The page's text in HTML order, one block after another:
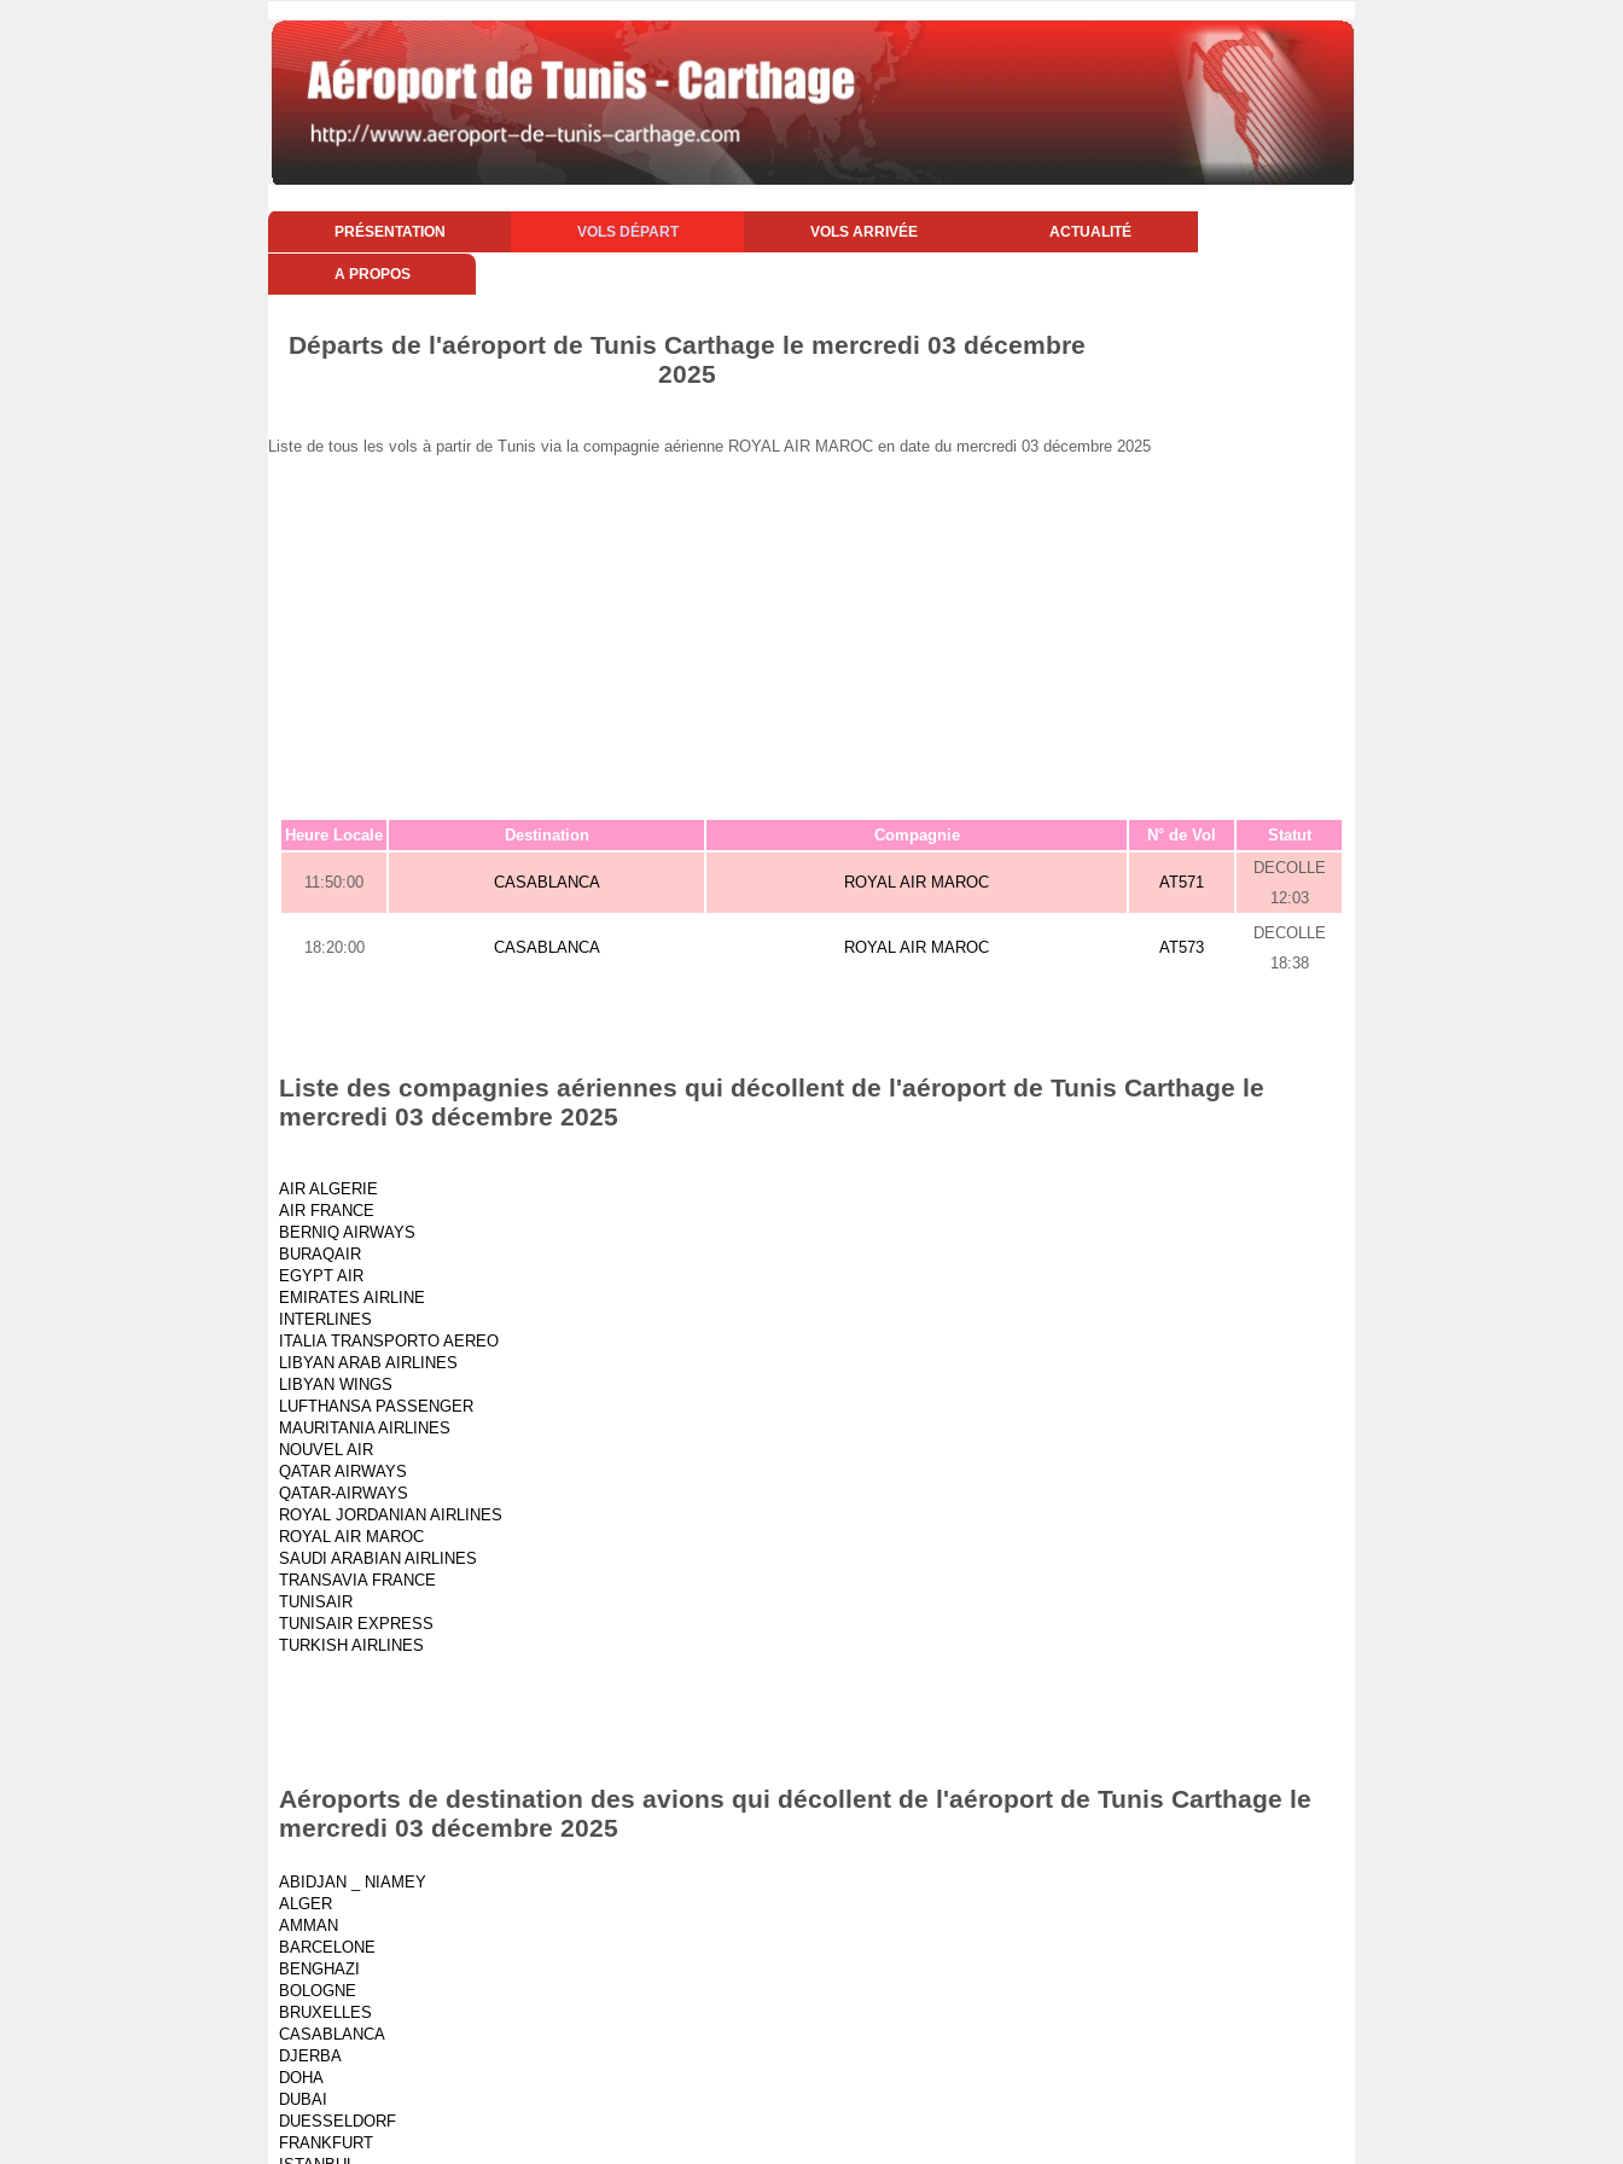
PRÉSENTATION VOLS DÉPART VOLS ARRIVÉE ACTUALITÉ
A PROPOS
Départs de l'aéroport de Tunis Carthage le mercredi 03 décembre
2025
Liste de tous les vols à partir de Tunis via la compagnie aérienne ROYAL AIR MAROC en date du mercredi 03 décembre 2025
Heure Locale Destination Compagnie N° de Vol Statut
11:50:00 CASABLANCA ROYAL AIR MAROC AT571
DECOLLE
12:03
18:20:00 CASABLANCA ROYAL AIR MAROC AT573
DECOLLE
18:38
Liste des compagnies aériennes qui décollent de l'aéroport de Tunis Carthage le
mercredi 03 décembre 2025
AIR ALGERIE
AIR FRANCE
BERNIQ AIRWAYS
BURAQAIR
EGYPT AIR
EMIRATES AIRLINE
INTERLINES
ITALIA TRANSPORTO AEREO
LIBYAN ARAB AIRLINES
LIBYAN WINGS
LUFTHANSA PASSENGER
MAURITANIA AIRLINES
NOUVEL AIR
QATAR AIRWAYS
QATAR-AIRWAYS
ROYAL JORDANIAN AIRLINES
ROYAL AIR MAROC
SAUDI ARABIAN AIRLINES
TRANSAVIA FRANCE
TUNISAIR
TUNISAIR EXPRESS
TURKISH AIRLINES
Aéroports de destination des avions qui décollent de l'aéroport de Tunis Carthage le
mercredi 03 décembre 2025
ABIDJAN _ NIAMEY
ALGER
AMMAN
BARCELONE
BENGHAZI
BOLOGNE
BRUXELLES
CASABLANCA
DJERBA
DOHA
DUBAI
DUESSELDORF
FRANKFURT